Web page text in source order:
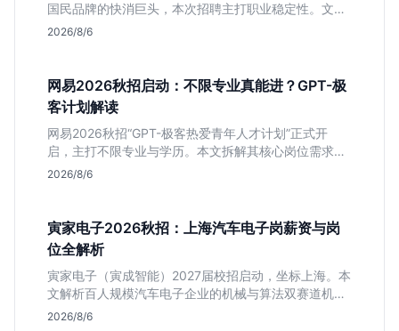
国民品牌的快消巨头，本次招聘主打职业稳定性。文章
深度解析管培生项目，明确文商科主攻品牌营销、理工
2026/8/6
网易2026秋招启动：不限专业真能进？GPT-极
客计划解读
网易2026秋招“GPT-极客热爱青年人才计划”正式开
启，主打不限专业与学历。本文拆解其核心岗位需求
（技术研发、游戏策划、算法），分析非科班同学的投
2026/8/6
寅家电子2026秋招：上海汽车电子岗薪资与岗
位全解析
寅家电子（寅成智能）2027届校招启动，坐标上海。本
文解析百人规模汽车电子企业的机械与算法双赛道机
会，分析薪资面议背后的含金量及应届生成长路径，助
2026/8/6